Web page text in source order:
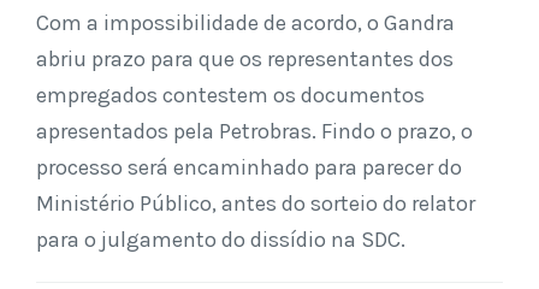
Com a impossibilidade de acordo, o Gandra
abriu prazo para que os representantes dos
empregados contestem os documentos
apresentados pela Petrobras. Findo o prazo, o
processo será encaminhado para parecer do
Ministério Público, antes do sorteio do relator
para o julgamento do dissídio na SDC.